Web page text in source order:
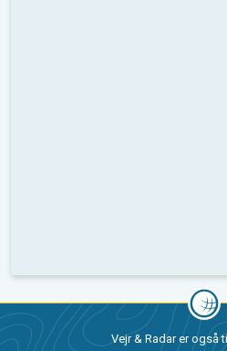
Vejr & Radar er også